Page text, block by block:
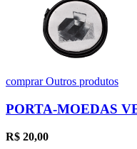
comprarOutros produtos
PORTA-MOEDAS
R$ 20,00